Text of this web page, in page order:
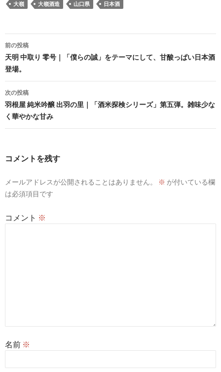
大嶺 大嶺酒造 山口県 日本酒
投
稿
ナ
ビ
ゲ
ー
ョ
ン
前の投稿
天明 中取り 零号｜「僕らの誠」をテーマにして、甘酸っぱい日本酒
登場。
次の投稿
羽根屋 純米吟醸 出羽の里｜「酒米探検シリーズ」第五弾。雑味少な
く華やかな甘み
コメントを残す
メールアドレスが公開されることはありません。 ※ が付いている欄
は必須項目です
コメント ※
名前 ※